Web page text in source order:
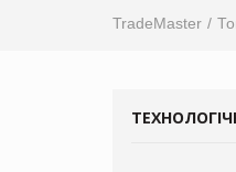
TradeMaster